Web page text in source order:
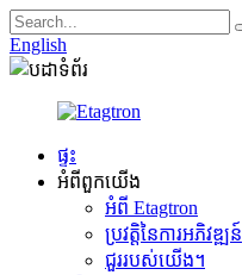
English
ផ្ទះ
អំពី​ពួក​យើង
អំពី Etagtron
ប្រវត្តិនៃការអភិវឌ្ឍន៍
ជួររបស់យើង។